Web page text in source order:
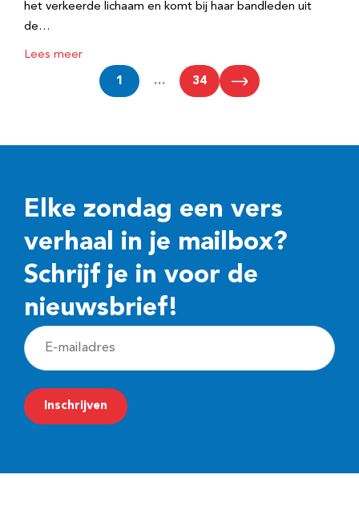
het verkeerde lichaam en komt bij haar bandleden uit
de…
Lees meer
1 … 34
Elke zondag een vers
verhaal in je mailbox?
Schrijf je in voor de
nieuwsbrief!
E
-
m
a
Inschrijven